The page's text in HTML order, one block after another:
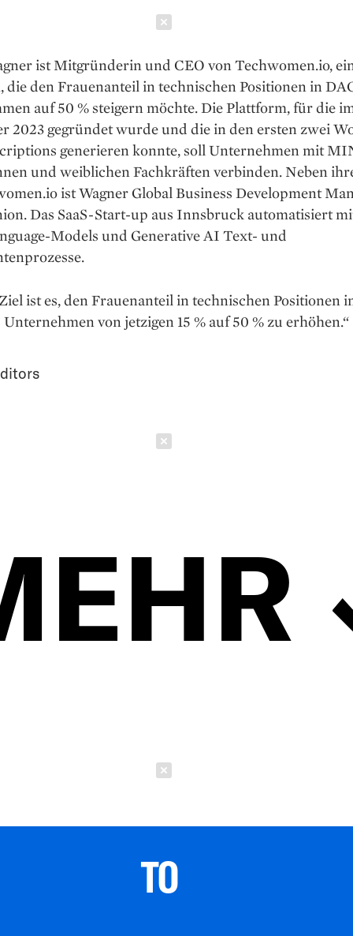
ist Mitgründerin und CEO von Techwomen.io,
die den Frauenanteil in technischen Positionen in
auf 50 % steigern möchte. Die Plattform, für die
2023 gegründet wurde und die in den ersten zwei
generieren konnte, soll Unternehmen mit
und weiblichen Fachkräften verbinden. Neben
ist Wagner Global Business Development
Das SaaS-Start-up aus Innsbruck automatisiert
Models und Generative AI Text- und
ist es, den Frauenanteil in technischen Positionen
Unternehmen von jetzigen 15 % auf 50 % zu erhöhen.“